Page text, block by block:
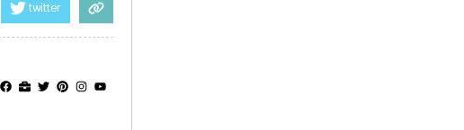
twitter